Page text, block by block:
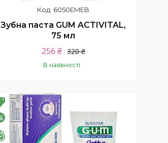
6050EMEB
Зубна паста GUM ACTIVITAL,
75 мл
320 ₴
256 ₴
В наявності
Купити
РОЗПРОДАЖ
–20%
Залишилось 26 днів